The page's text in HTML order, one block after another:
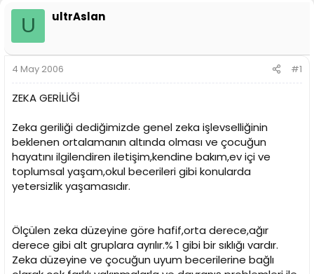
U ultrAslan
4 May 2006 #1
ZEKA GERİLİĞİ
Zeka geriliği dediğimizde genel zeka işlevselliğinin
beklenen ortalamanın altında olması ve çocuğun
hayatını ilgilendiren iletişim,kendine bakım,ev içi ve
toplumsal yaşam,okul becerileri gibi konularda
yetersizlik yaşamasıdır.
Ölçülen zeka düzeyine göre hafif,orta derece,ağır
derece gibi alt gruplara ayrılır.% 1 gibi bir sıklığı vardır.
Zeka düzeyine ve çocuğun uyum becerilerine bağlı